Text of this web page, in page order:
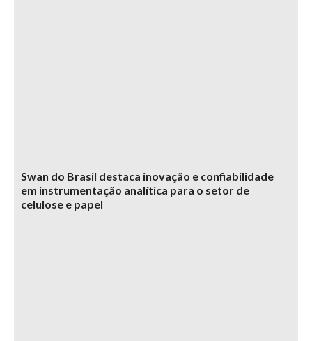
Swan do Brasil destaca inovação e confiabilidade
em instrumentação analítica para o setor de
celulose e papel